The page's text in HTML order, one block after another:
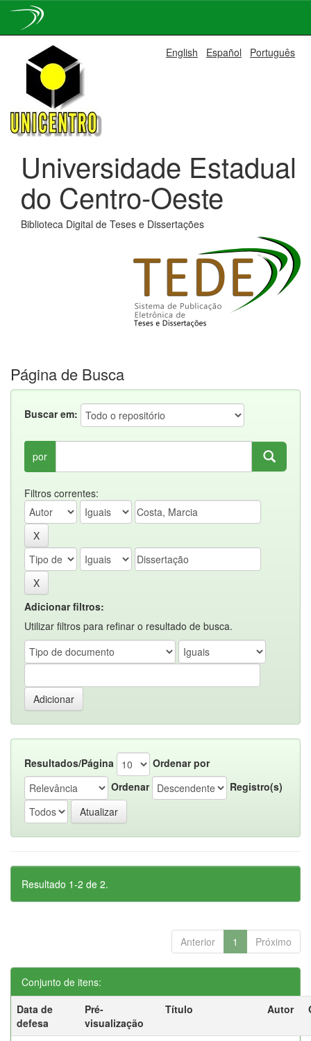
navigation
English Español Português
Universidade Estadual
do Centro-Oeste
Biblioteca Digital de Teses e Dissertações
Página de Busca
Buscar em:
por
Filtros correntes:
Adicionar filtros:
Utilizar filtros para refinar o resultado de busca.
Resultados/Página
Ordenar por
Ordenar
Registro(s)
Resultado 1-2 de 2.
Anterior 1 Próximo
Conjunto de itens:
Data de
defesa
Pré-
visualização
Título Autor